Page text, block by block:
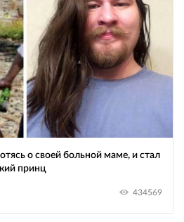
о своей больной маме, и стал
принц
434569